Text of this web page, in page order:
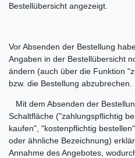
Bestellübersicht angezeigt.
Vor Absenden der Bestellung
Angaben in der Bestellübersicht
ändern (auch über die Funktion
bzw. die Bestellung abzubrechen.
Mit dem Absenden der
Schaltfläche ("zahlungspflichtig
kaufen", "kostenpflichtig
oder ähnliche Bezeichnung)
Annahme des Angebotes,